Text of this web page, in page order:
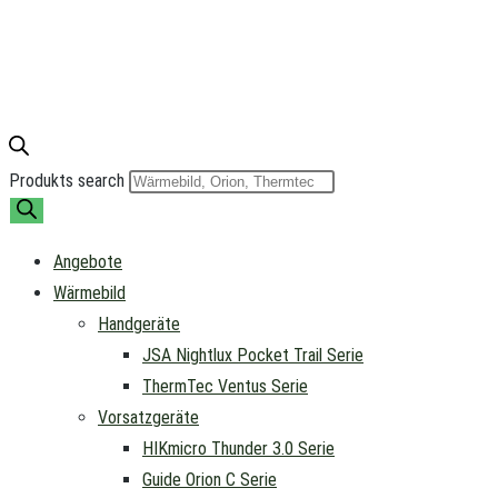
Produkts search
Angebote
Wärmebild
Handgeräte
JSA Nightlux Pocket Trail Serie
ThermTec Ventus Serie
Vorsatzgeräte
HIKmicro Thunder 3.0 Serie
Guide Orion C Serie